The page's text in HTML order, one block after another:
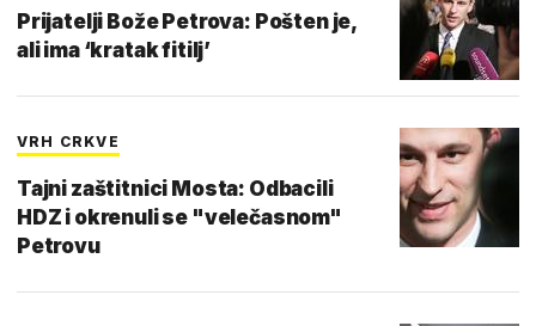
Prijatelji Bože Petrova: Pošten je,
ali ima ‘kratak fitilj’
VRH CRKVE
Tajni zaštitnici Mosta: Odbacili
HDZ i okrenuli se "velečasnom"
Petrovu